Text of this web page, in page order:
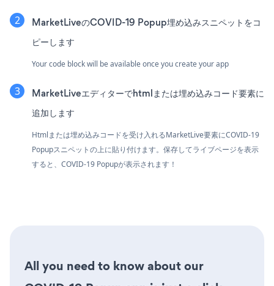
MarketLiveのCOVID-19 Popup埋め込みスニペットをコ
ピーします
Your code block will be available once you create your app
MarketLiveエディターでhtmlまたは埋め込みコード要素に
追加します
Htmlまたは埋め込みコードを受け入れるMarketLive要素にCOVID-19
Popupスニペットの上に貼り付けます。保存してライブページを表示
すると、COVID-19 Popupが表示されます！
All you need to know about our